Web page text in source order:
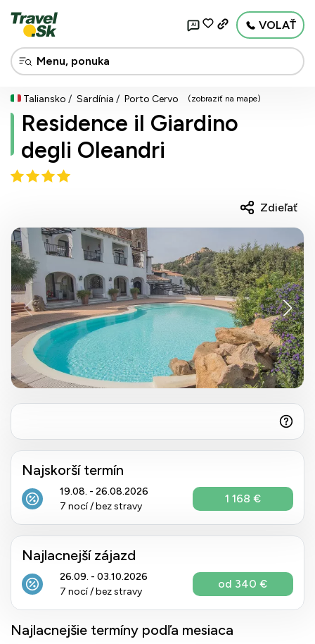
AI VOLAŤ
Taliansko Sardínia Porto Cervo (zobraziť na mape)
Residence il Giardino
degli Oleandri
Zdieľať
Najskorší termín
19.08. - 26.08.2026
7 nocí / bez stravy
1 168 €
Najlacnejší zájazd
26.09. - 03.10.2026
7 nocí / bez stravy
od 340 €
Najlacnejšie termíny podľa mesiaca